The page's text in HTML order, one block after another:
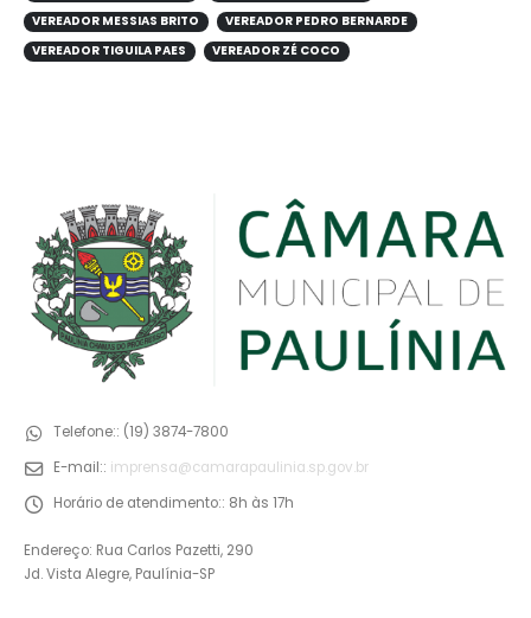
VEREADOR MESSIAS BRITO
VEREADOR PEDRO BERNARDE
VEREADOR TIGUILA PAES
VEREADOR ZÉ COCO
Telefone:: (19) 3874-7800
E-mail:: imprensa@camarapaulinia.sp.gov.br
Horário de atendimento:: 8h às 17h
Endereço: Rua Carlos Pazetti, 290
Jd. Vista Alegre, Paulínia-SP